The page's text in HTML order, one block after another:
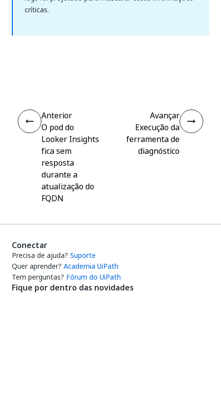
críticas.
Anterior
O pod do
Looker Insights
fica sem
resposta
durante a
atualização do
FQDN
Avançar
Execução da
ferramenta de
diagnóstico
Conectar
Precisa de ajuda? Suporte
Quer aprender? Academia UiPath
Tem perguntas? Fórum do UiPath
Fique por dentro das novidades